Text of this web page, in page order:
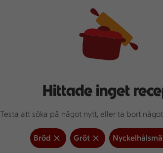
Hittade inget
Testa att söka på något nytt, eller ta bort
Bröd Gröt